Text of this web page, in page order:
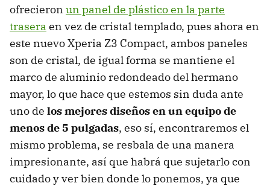
ofrecieron un panel de plástico en la parte
trasera en vez de cristal templado, pues ahora en
este nuevo Xperia Z3 Compact, ambos paneles
son de cristal, de igual forma se mantiene el
marco de aluminio redondeado del hermano
mayor, lo que hace que estemos sin duda ante
uno de los mejores diseños en un equipo de
menos de 5 pulgadas, eso sí, encontraremos el
mismo problema, se resbala de una manera
impresionante, así que habrá que sujetarlo con
cuidado y ver bien donde lo ponemos, ya que